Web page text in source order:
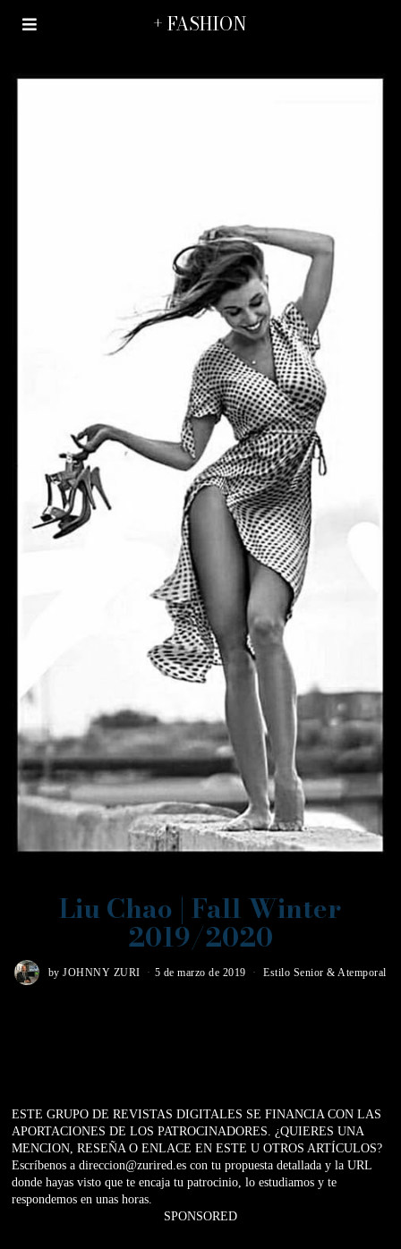
+ FASHION
Liu Chao | Fall Winter
2019/2020
byJOHNNY ZURI 5 de marzo de 2019 Estilo Senior & Atemporal
ESTE GRUPO DE REVISTAS DIGITALES SE FINANCIA CON LAS
APORTACIONES DE LOS PATROCINADORES. ¿QUIERES UNA
MENCION, RESEÑA O ENLACE EN ESTE U OTROS ARTÍCULOS?
Escríbenos a direccion@zurired.es con tu propuesta detallada y la URL
donde hayas visto que te encaja tu patrocinio, lo estudiamos y te
respondemos en unas horas.
SPONSORED